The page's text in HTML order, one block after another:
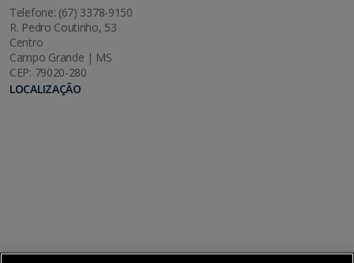
Telefone: (67) 3378-9150
R. Pedro Coutinho, 53
Centro
Campo Grande | MS
CEP: 79020-280
LOCALIZAÇÃO